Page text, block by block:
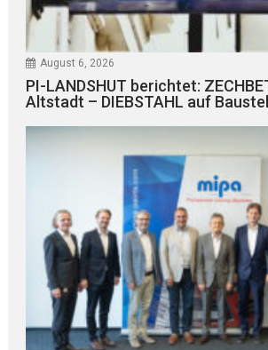
August 6, 2026
PI-LANDSHUT berichtet:
Altstadt – DIEBSTAHL auf